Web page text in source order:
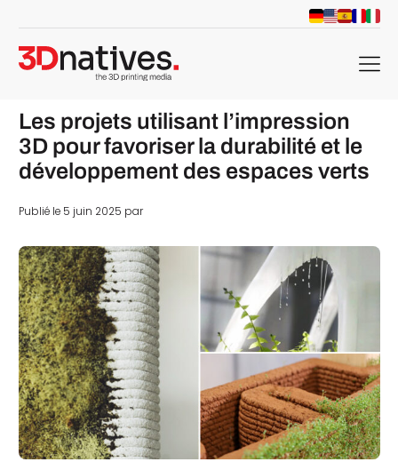
menu
Les projets utilisant l’impression
3D pour favoriser la durabilité et le
développement des espaces verts
Publié le 5 juin 2025 par